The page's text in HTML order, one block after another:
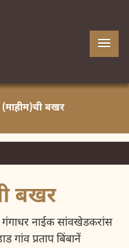
(माहीम)ची बखर
बखर
गंगाधर नाईक सांवखेडकरांस
गांव प्रताप बिंबानें